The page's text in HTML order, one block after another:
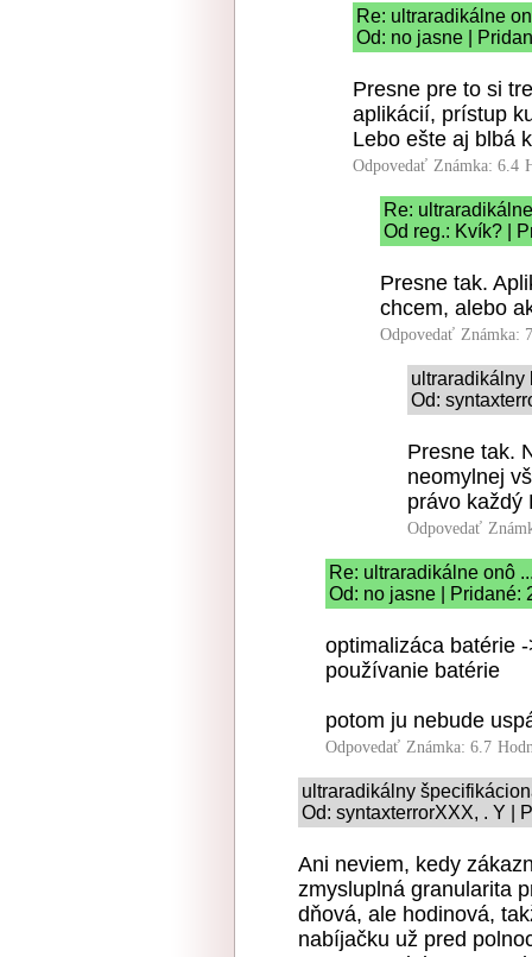
Re: ultraradikálne
Od: no jasne |
Presne pre to si
aplikácií, prístup
Lebo ešte aj blbá
Odpovedať Známka: 6.4
Re:
Od reg.: Kvík? |
Presne tak.
chcem, alebo
Odpovedať Známka:
ultraradikálny
Od:
Presne tak.
neomylnej
právo každý
Odpovedať
Re: ultraradikálne onô
Od: no jasne | Pridané:
optimalizáca batérie
používanie batérie
potom ju nebude
Odpovedať Známka: 6.7
ultraradikálny
Od: syntaxterrorXXX, . Y |
Ani neviem, kedy
zmysluplná granularita
dňová, ale hodinová,
nabíjačku už pred